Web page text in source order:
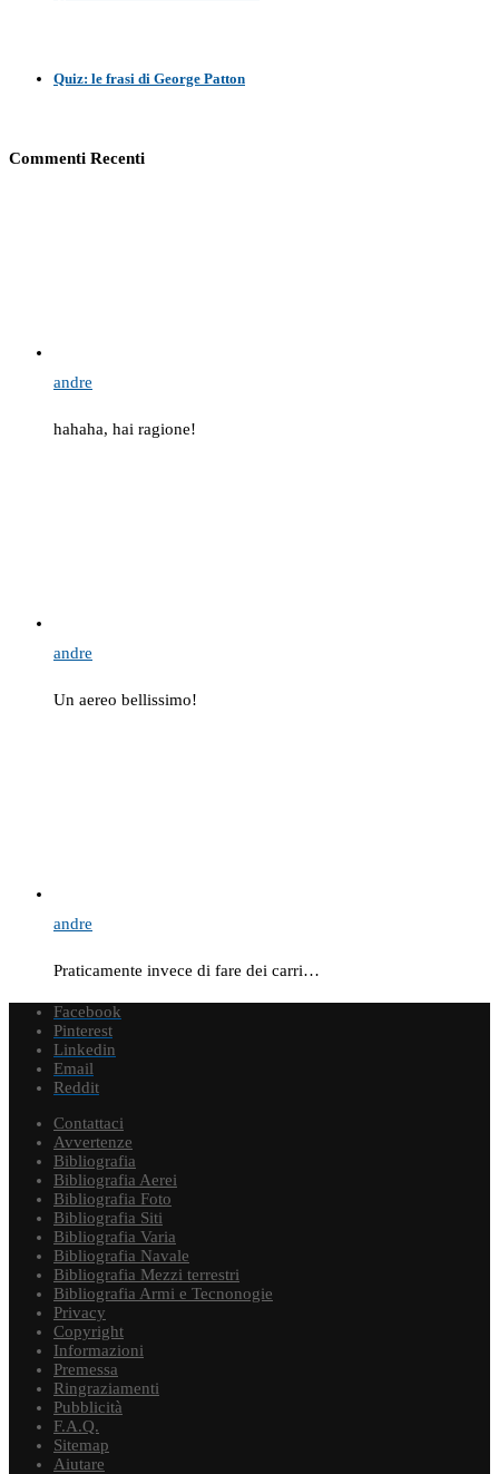
Quiz: le frasi di George Patton
Commenti Recenti
andre
hahaha, hai ragione!
andre
Un aereo bellissimo!
andre
Praticamente invece di fare dei carri…
Facebook
Pinterest
Linkedin
Email
Reddit
Contattaci
Avvertenze
Bibliografia
Bibliografia Aerei
Bibliografia Foto
Bibliografia Siti
Bibliografia Varia
Bibliografia Navale
Bibliografia Mezzi terrestri
Bibliografia Armi e Tecnonogie
Privacy
Copyright
Informazioni
Premessa
Ringraziamenti
Pubblicità
F.A.Q.
Sitemap
Aiutare